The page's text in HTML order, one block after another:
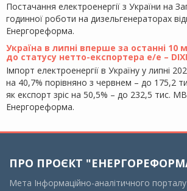
Постачання електроенергії з України на
годинної роботи на дизельгенераторах
Енергореформа.
Україна в липні вперше за останні 10
до статусу нетто-експортера е/е –
Імпорт електроенергії в Україну у липні
на 40,7% порівняно з червнем – до 175,2
як експорт зріс на 50,5% – до 232,5 тис.
Енергореформа.
ПРО ПРОЄКТ
Мета Інформаційно-аналітичного